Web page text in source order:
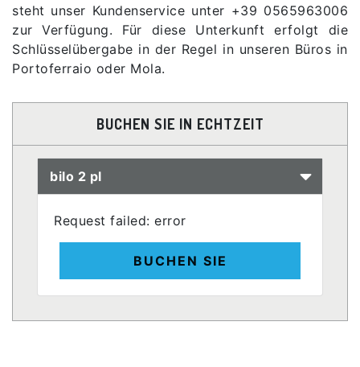
steht unser Kundenservice unter +39 0565963006
zur Verfügung. Für diese Unterkunft erfolgt die
Schlüsselübergabe in der Regel in unseren Büros in
Portoferraio oder Mola.
BUCHEN SIE IN ECHTZEIT
bilo 2 pl
Request failed: error
BUCHEN SIE